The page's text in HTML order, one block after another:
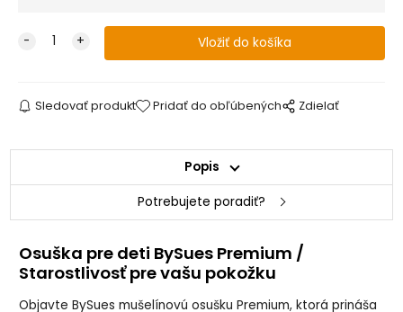
výšivkou -
STARORUŽOVÁ
MALINOVÁ
výšivkou Mušelín
- HORČICOVÁ
Sledovať produkt Pridať do obľúbených Zdielať
Popis
Potrebujete poradiť?
Osuška pre deti BySues Premium /
Starostlivosť pre vašu pokožku
Objavte BySues mušelínovú osušku Premium, ktorá prináša